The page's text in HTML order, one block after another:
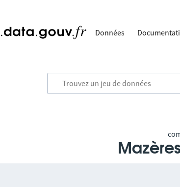
Données